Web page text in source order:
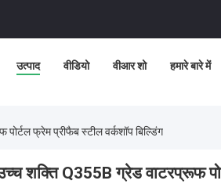
उत्पाद वीडियो वीआर शो हमारे बारे में
फ्रेम प्रीफैब स्टील वर्कशॉप बिल्डिंग
शक्ति Q355B ग्रेड वाटरप्रूफ